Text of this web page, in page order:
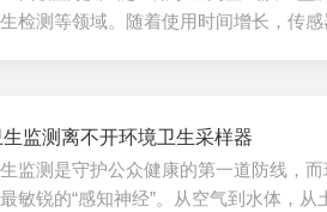
式γ剂量率仪和表面...
检测等领域。随着使用时间增长，传
现象。电化学传感器、光散射传感器
化特性。老化通常表现为灵敏度下降
性变差。用户可通过定期...
监测离不开环境卫生采样器
监测是守护公众健康的第一道防线，
敏锐的“感知神经”。从空气到水体，